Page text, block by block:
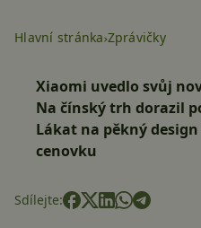
Hlavní stránka Zprávičky
Xiaomi uvedlo svůj
Na čínský trh dorazil
Lákat na pěkný
cenovku
Sdílejte: